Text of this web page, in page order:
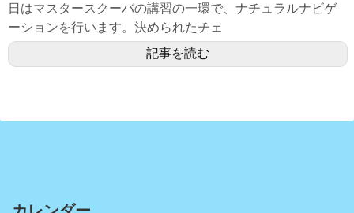
日はマスタースクーバの講習の一環で、ナチュラルナビゲ
ーションを行います。決められたチェ
記事を読む